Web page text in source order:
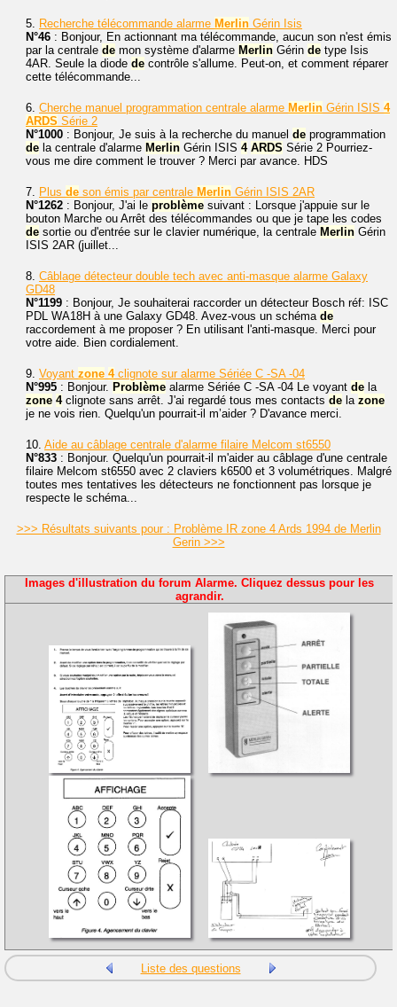
5. Recherche télécommande alarme Merlin Gérin Isis
N°46 : Bonjour, En actionnant ma télécommande, aucun son n'est émis
par la centrale de mon système d'alarme Merlin Gérin de type Isis
4AR. Seule la diode de contrôle s'allume. Peut-on, et comment réparer
cette télécommande...
6. Cherche manuel programmation centrale alarme Merlin Gérin ISIS 4
ARDS Série 2
N°1000 : Bonjour, Je suis à la recherche du manuel de programmation
de la centrale d'alarme Merlin Gérin ISIS 4 ARDS Série 2 Pourriez-
vous me dire comment le trouver ? Merci par avance. HDS
7. Plus de son émis par centrale Merlin Gérin ISIS 2AR
N°1262 : Bonjour, J'ai le problème suivant : Lorsque j'appuie sur le
bouton Marche ou Arrêt des télécommandes ou que je tape les codes
de sortie ou d'entrée sur le clavier numérique, la centrale Merlin Gérin
ISIS 2AR (juillet...
8. Câblage détecteur double tech avec anti-masque alarme Galaxy
GD48
N°1199 : Bonjour, Je souhaiterai raccorder un détecteur Bosch réf: ISC
PDL WA18H à une Galaxy GD48. Avez-vous un schéma de
raccordement à me proposer ? En utilisant l'anti-masque. Merci pour
votre aide. Bien cordialement.
9. Voyant zone 4clignote sur alarme Sériée C -SA -04
N°995 : Bonjour. Problème alarme Sériée C -SA -04 Le voyant de la
zone 4clignote sans arrêt. J'ai regardé tous mes contacts de la zone
je ne vois rien. Quelqu'un pourrait-il m’aider ? D'avance merci.
10. Aide au câblage centrale d'alarme filaire Melcom st6550
N°833 : Bonjour. Quelqu'un pourrait-il m'aider au câblage d'une centrale
filaire Melcom st6550 avec 2 claviers k6500 et 3 volumétriques. Malgré
toutes mes tentatives les détecteurs ne fonctionnent pas lorsque je
respecte le schéma...
>>> Résultats suivants pour : Problème IR zone 4 Ards 1994 de Merlin
Gerin >>>
Images d'illustration du forum Alarme. Cliquez dessus pour les
agrandir.
Liste des questions